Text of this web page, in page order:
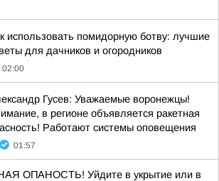
использовать помидорную ботву: лучшие
для дачников и огородников
02:00
Гусев: Уважаемые воронежцы!
в регионе объявляется ракетная
Работают системы оповещения
01:57
ОПАНОСТЬ! Уйдите в укрытие или в